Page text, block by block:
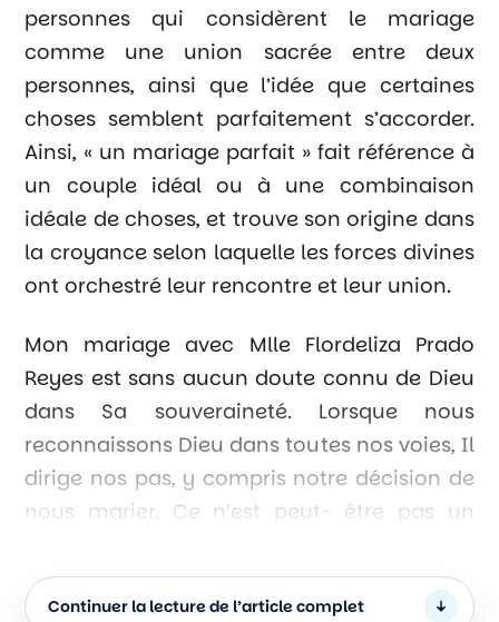
personnes qui considèrent le mariage
comme une union sacrée entre deux
personnes, ainsi que l’idée que certaines
choses semblent parfaitement s’accorder.
Ainsi, « un mariage parfait » fait référence à
un couple idéal ou à une combinaison
idéale de choses, et trouve son origine dans
la croyance selon laquelle les forces divines
ont orchestré leur rencontre et leur union.
Mon mariage avec Mlle Flordeliza Prado
Reyes est sans aucun doute connu de Dieu
dans Sa souveraineté. Lorsque nous
reconnaissons Dieu dans toutes nos voies, Il
dirige nos pas, y compris notre décision de
nous marier. Ce n’est peut- être pas un
guidera toujours nos pas vers un mariage
biblique, durable et joyeux.
Continuer la lecture de l’article complet